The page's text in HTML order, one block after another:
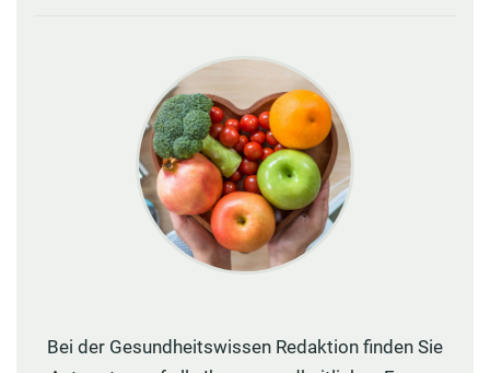
Bei der Gesundheitswissen Redaktion finden Sie